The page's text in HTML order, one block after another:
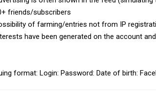
friends/subscribers
of farming/entries not from IP
have been generated on the account
format: Login: Password: Date of birth: